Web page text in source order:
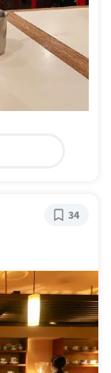
34